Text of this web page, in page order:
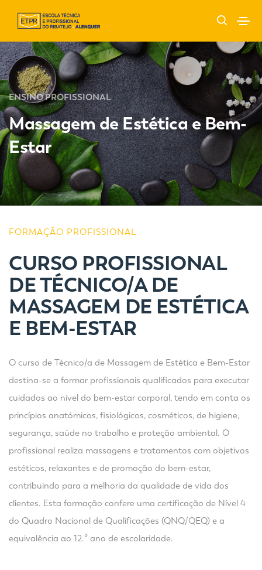
ENSINO PROFISSIONAL
Massagem de Estética e Bem-
Estar
FORMAÇÃO PROFISSIONAL
CURSO PROFISSIONAL
DE TÉCNICO/A DE
MASSAGEM DE ESTÉTICA
E BEM-ESTAR
O curso de Técnico/a de Massagem de Estética e Bem-Estar
destina-se a formar profissionais qualificados para executar
cuidados ao nível do bem-estar corporal, tendo em conta os
princípios anatómicos, fisiológicos, cosméticos, de higiene,
segurança, saúde no trabalho e proteção ambiental. O
profissional realiza massagens e tratamentos com objetivos
estéticos, relaxantes e de promoção do bem-estar,
contribuindo para a melhoria da qualidade de vida dos
clientes. Esta formação confere uma certificação de Nível 4
do Quadro Nacional de Qualificações (QNQ/QEQ) e a
equivalência ao 12.º ano de escolaridade.